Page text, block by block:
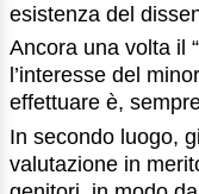
esistenza del
Ancora una volta il
l’interesse del
effettuare è,
In secondo luogo,
valutazione in